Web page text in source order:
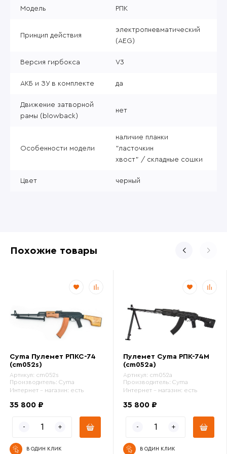
Модель РПК
Принцип действия
электропневматический
(AEG)
Версия гирбокса V3
АКБ и ЗУ в комплекте да
Движение затворной
рамы (blowback)
нет
Особенности модели
наличие планки
"ласточкин
хвост" / складные сошки
Цвет черный
Похожие товары
Cyma Пулемет РПКС-74
(cm052s)
Артикул: cm052s
Производитель: Cyma
Интернет - магазин: есть
35 800 ₽
В ОДИН КЛИК
Пулемет Cyma РПК-74М
(cm052a)
Артикул: cm052a
Производитель: Cyma
Интернет - магазин: есть
35 800 ₽
В ОДИН КЛИК